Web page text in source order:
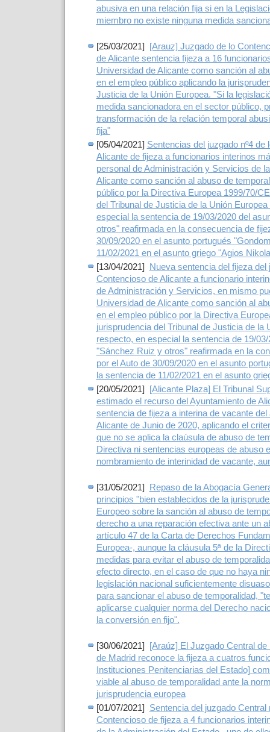
abusiva en una relación fija si en la
miembro no existe ninguna medida
[25/03/2021]
[Arauz] Juzgado de lo
de Alicante sentencia fijeza a 16
Universidad de Alicante como sanción al
en el empleo público aplicando la
Justicia de la Unión Europea. "Si la
medida sancionadora en el sector público,
transformación de la relación temporal
fija"
[05/04/2021] Sentencias del juzgado nº4 de
Alicante de fijeza a funcionarios interinos
personal de Administración y Servicios de
Alicante como sanción al abuso de
público por la Directiva Europea 1999/70/
del Tribunal de Justicia de la Unión
especial la sentencia de 19/03/2020 del
otros" reafirmada en la consecuencia de
30/09/2020 en el asunto portugués
11/02/2021 en el asunto griego "Agios
[13/04/2021]
Nueva sentencia del fijeza del
Contencioso de Alicante a funcionario
de Administración y Servicios, en mismo
Universidad de Alicante como sanción al
en el empleo público por la Directiva
jurisprudencia del Tribunal de Justicia de la
respecto, en especial la sentencia de 19/
"Sánchez Ruiz y otros" reafirmada en la
por el Auto de 30/09/2020 en el asunto
la sentencia de 11/02/2021 en el asunto
[20/05/2021]
[Alicante Plaza] El Tribunal
estimado el recurso del Ayuntamiento de
sentencia de fijeza a interina de vacante del
Alicante de Junio de 2020, aplicando el
que no se aplica la claúsula de abuso de
Directiva ni sentencias europeas de abuso
nombramiento de interinidad de vacante,
[31/05/2021]
Repaso de la Abogacía
principios "bien establecidos de la
Europeo sobre la sanción al abuso de
derecho a una reparación efectiva ante un
artículo 47 de la Carta de Derechos
Europea-, aunque la cláusula 5ª de la
medidas para evitar el abuso de
efecto directo, en el caso de que no haya
legislación nacional suficientemente
para sancionar el abuso de temporalidad,
aplicarse cualquier norma del Derecho
la conversión en fijo".
[30/06/2021]
[Araúz] El Juzgado Central de
de Madrid reconoce la fijeza a cuatros
Instituciones Penitenciarias del Estado]
viable al abuso de temporalidad ante la
jurisprudencia europea
[01/07/2021] Sentencia del juzgado Central
Contencioso de fijeza a 4 funcionarios